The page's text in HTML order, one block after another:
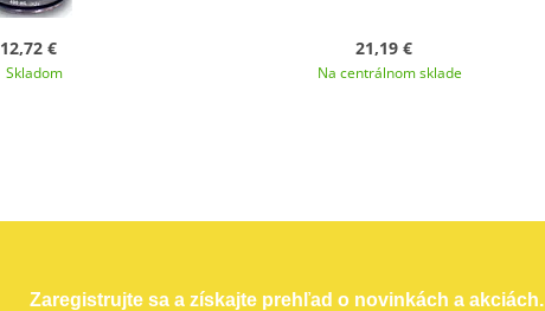
12,72 €
Skladom
21,19 €
Na centrálnom sklade
Zaregistrujte sa a získajte prehľad o novinkách a akciách.